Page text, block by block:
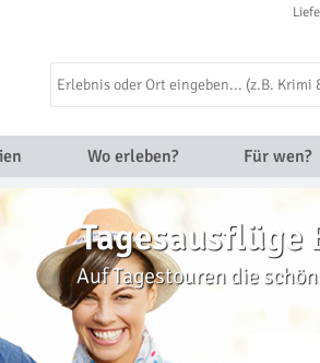
Wo erleben? Für wen?
Tagesausflüge
Auf Tagestouren die